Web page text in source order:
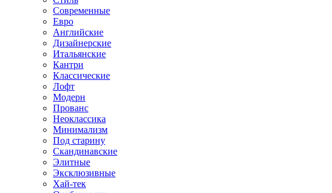
Современные
Евро
Английские
Дизайнерские
Итальянские
Кантри
Классические
Лофт
Модерн
Прованс
Неоклассика
Минимализм
Под старину
Скандинавские
Элитные
Эксклюзивные
Хай-тек